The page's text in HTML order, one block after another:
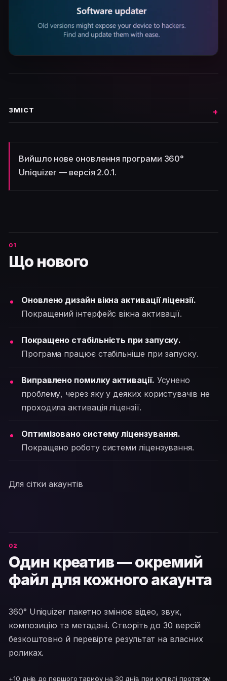
ЗМІСТ
Вийшло нове оновлення програми 360°
Uniquizer — версія 2.0.1.
Що нового
Оновлено дизайн вікна активації ліцензії.
Покращений інтерфейс вікна активації.
Покращено стабільність при запуску.
Програма працює стабільніше при запуску.
Виправлено помилку активації. Усунено
проблему, через яку у деяких користувачів не
проходила активація ліцензії.
Оптимізовано систему ліцензування.
Покращено роботу системи ліцензування.
Для сітки акаунтів
Один креатив — окремий
файл для кожного акаунта
360° Uniquizer пакетно змінює відео, звук,
композицію та метадані. Створіть до 30 версій
безкоштовно й перевірте результат на власних
роликах.
+10 днів до першого тарифу на 30 днів при купівлі протягом